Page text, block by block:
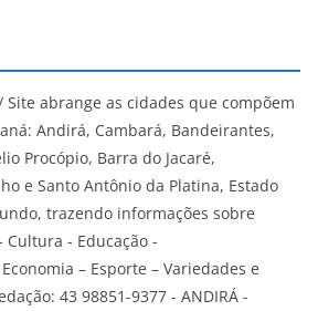
Site abrange as cidades que compõem
Andirá, Cambará, Bandeirantes,
Procópio, Barra do Jacaré,
e Santo Antônio da Platina, Estado
trazendo informações sobre
- Educação -
– Esporte – Variedades e
43 98851-9377 - ANDIRÁ -